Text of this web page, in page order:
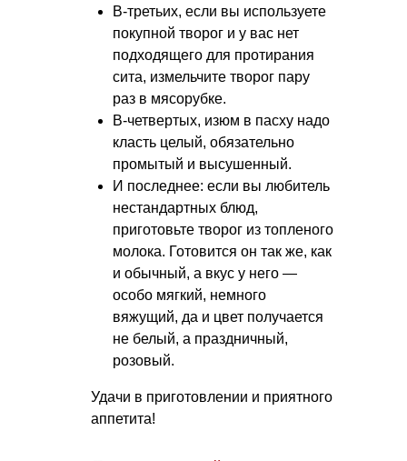
В-третьих, если вы используете
покупной творог и у вас нет
подходящего для протирания
сита, измельчите творог пару
раз в мясорубке.
В-четвертых, изюм в пасху надо
класть целый, обязательно
промытый и высушенный.
И последнее: если вы любитель
нестандартных блюд,
приготовьте творог из топленого
молока. Готовится он так же, как
и обычный, а вкус у него —
особо мягкий, немного
вяжущий, да и цвет получается
не белый, а праздничный,
розовый.
Удачи в приготовлении и приятного
аппетита!